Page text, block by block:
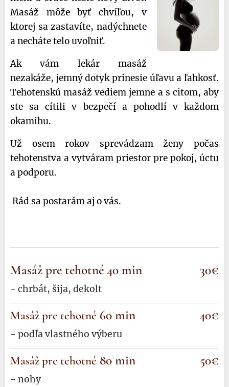
Masáž môže byť chvíľou, v
ktorej sa zastavíte, nadýchnete
a necháte telo uvoľniť.
Ak vám lekár masáž
nezakáže, jemný dotyk prinesie úľavu a ľahkosť.
Tehotenskú masáž vediem jemne a s citom, aby
ste sa cítili v bezpečí a pohodlí v každom
okamihu.
Už osem rokov sprevádzam ženy počas
tehotenstva a vytváram priestor pre pokoj, úctu
a podporu.
Rád sa postarám aj o vás.
Masáž pre tehotné 40 min
- chrbát, šija, dekolt
30€
Masáž pre tehotné 60 min
- podľa vlastného výberu
40€
Masáž pre tehotné 80 min
- nohy
50€